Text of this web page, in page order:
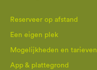
Reserveer op afstand
Een eigen plek
Mogelijkheden en tarieven
App & plattegrond